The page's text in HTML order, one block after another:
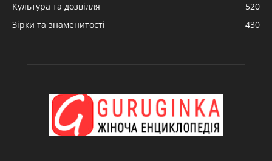
Культура та дозвілля
520
Зірки та знаменитості
430